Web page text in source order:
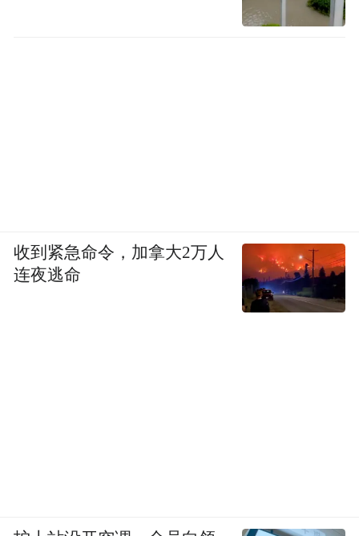
收到紧急命令，加拿大2万人
连夜逃命